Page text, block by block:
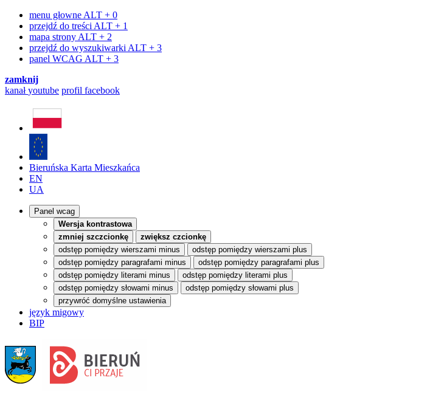
menu głowne ALT + 0
przejdź do treści ALT + 1
mapa strony ALT + 2
przejdź do wyszukiwarki ALT + 3
panel WCAG ALT + 3
zamknij
kanałyoutube profil facebook
Bieruńska Karta Mieszkańca
EN
UA
Panel wcag
Wersja kontrastowa
zmniej szczcionkę
zwiększ czcionkę
odstęp pomiędzy wierszami minus
odstęp pomiędzy wierszami plus
odstęp pomiędzy paragrafami minus
odstęp pomiędzy paragrafami plus
odstęp pomiędzy literami minus
odstęp pomiędzy literami plus
odstęp pomiędzy słowami minus
odstęp pomiędzy słowami plus
przywróć domyślne ustawienia
język migowy
BIP